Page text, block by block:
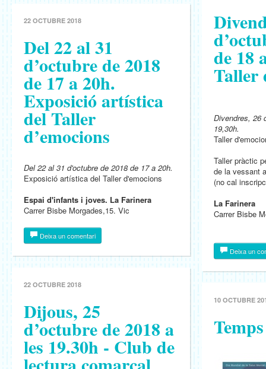
22 OCTUBRE 2018
Del 22 al 31
d’octubre de 2018
de 17 a 20h.
Exposició artística
del Taller
d’emocions
Del 22 al 31 d'octubre de 2018 de 17 a 20h.
Exposició artística del Taller d'emocions
Espai d'infants i joves. La Farinera
Carrer Bisbe Morgades,15. Vic
Deixa un comentari
22 OCTUBRE 2018
Dijous, 25
d’octubre de 2018 a
les 19.30h - Club de
de 18
Taller
Divendres, 26
19,30h.
Taller
Taller pràctic
de la vessant
(no cal
La Farinera
Carrer Bisbe
Deixa un
10 OCTUBRE